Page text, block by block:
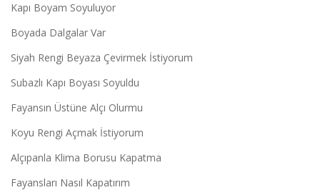
Kapı Boyam Soyuluyor
Boyada Dalgalar Var
Siyah Rengi Beyaza Çevirmek İstiyorum
Subazlı Kapı Boyası Soyuldu
Fayansın Üstüne Alçı Olurmu
Koyu Rengi Açmak İstiyorum
Alçıpanla Klima Borusu Kapatma
Fayansları Nasıl Kapatırım